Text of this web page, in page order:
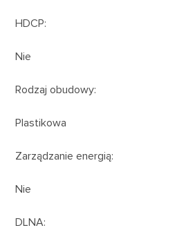
HDCP:
Nie
Rodzaj obudowy:
Plastikowa
Zarządzanie energią:
Nie
DLNA: